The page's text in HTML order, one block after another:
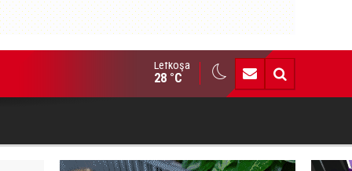
Hekimler Derneği, Türkiye ve Avrupa’da temsilcilik açtı
Lefkoşa
28 °C